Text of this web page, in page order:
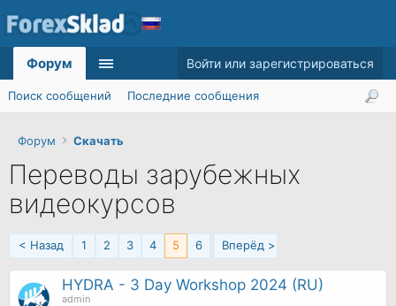
Форум Скачать
Переводы зарубежных
видеокурсов
< Назад 1 2 3 4 5 6 Вперёд >
HYDRA - 3 Day Workshop 2024 (RU)
admin
Форум
Поиск сообщений Последние сообщения
Войти или зарегистрироваться